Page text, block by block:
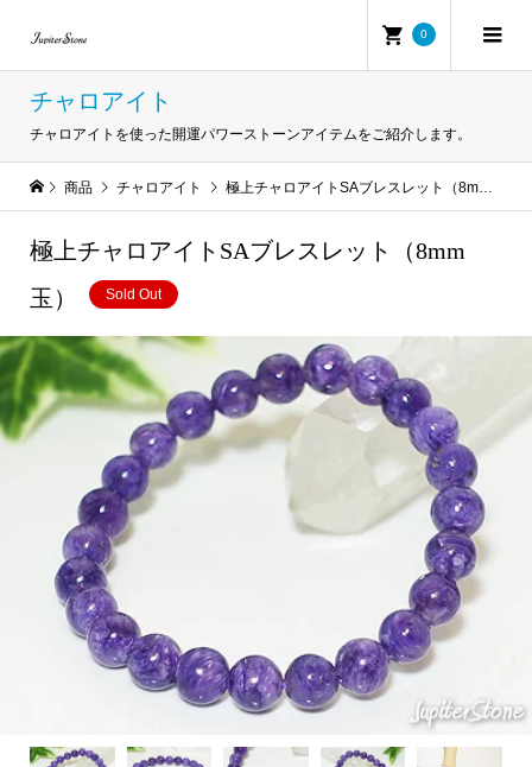
0
チャロアイト
チャロアイトを使った開運パワーストーンアイテムをご紹介します。
商品 チャロアイト 極上チャロアイトSAブレスレット（8mm玉）
極上チャロアイトSAブレスレット（8mm
玉）
Sold Out